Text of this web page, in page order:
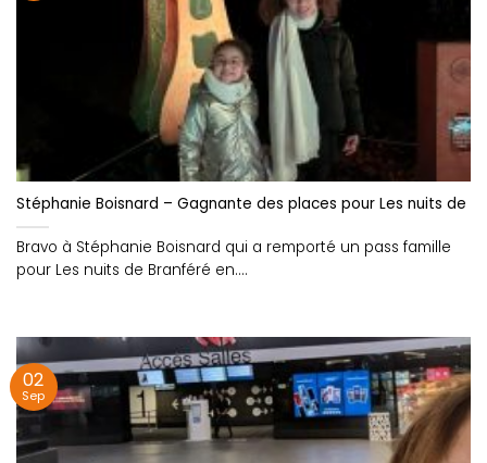
Stéphanie Boisnard – Gagnante des places pour Les nuits de
Bravo à Stéphanie Boisnard qui a remporté un pass famille
pour Les nuits de Branféré en....
02
Sep